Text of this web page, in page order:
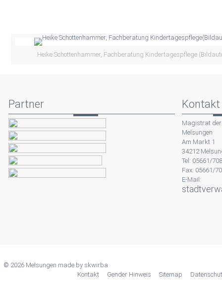
Heike Schottenhammer, Fachberatung Kindertagespflege
Partner Kontakt
Magistrat
Melsungen
Am Markt 1
34212
Tel: 05661/
Fax: 05661/
E-Mail:
© 2026 Melsungen made by skwirba
Kontakt
Gender Hinweis Sitemap